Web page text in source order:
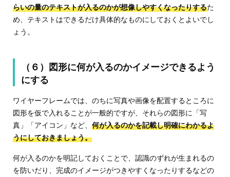
らいの量のテキストが入るのかが想像しやすくなったりするた
め、テキストはできるだけ具体的なものにしておくとよいでし
ょう。
（６）図形に何が入るのかイメージできるよう
にする
ワイヤーフレームでは、のちに写真や画像を配置するところに
図形を仮で入れることが一般的ですが、それらの図形に「写
真」「アイコン」など、 何が入るのかを記載し明確にわかるよ
うにしておきましょう。
何が入るのかを明記しておくことで、認識のずれが生まれるの
を防いだり、完成のイメージがつきやすくなったりするなどの